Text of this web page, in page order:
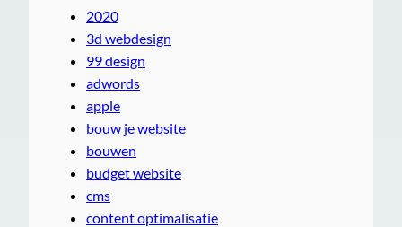
2020
3d webdesign
99 design
adwords
apple
bouw je website
bouwen
budget website
cms
content optimalisatie